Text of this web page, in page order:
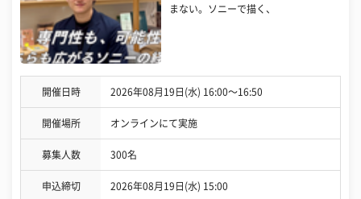
まない。ソニーで描く、
開催日時 2026年08月19日(水) 16:00〜16:50
開催場所 オンラインにて実施
募集人数 300名
申込締切 2026年08月19日(水) 15:00